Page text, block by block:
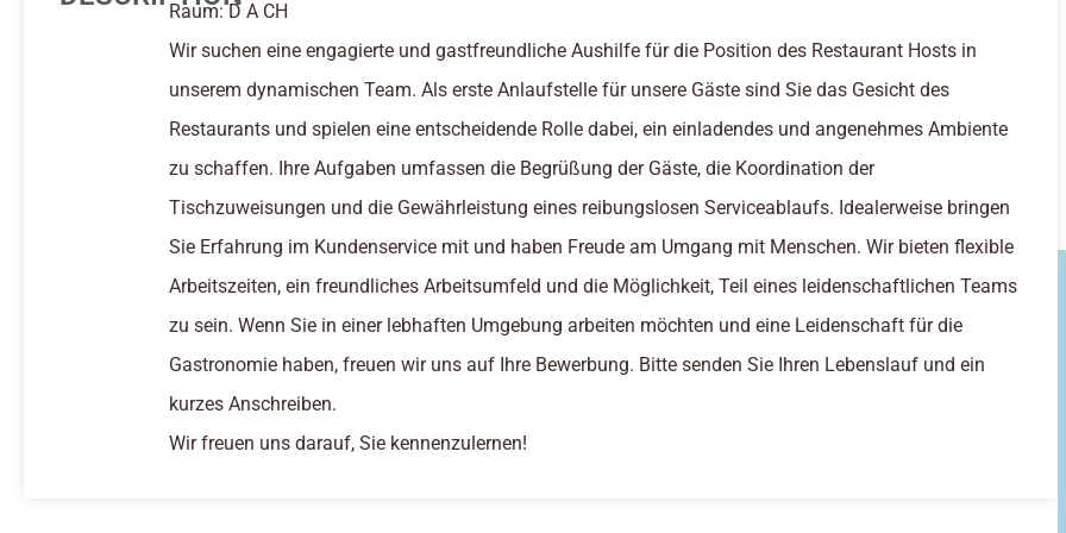
Raum: D A CH
Wir suchen eine engagierte und gastfreundliche Aushilfe für die Position des Restaurant Hosts in
unserem dynamischen Team. Als erste Anlaufstelle für unsere Gäste sind Sie das Gesicht des
Restaurants und spielen eine entscheidende Rolle dabei, ein einladendes und angenehmes Ambiente
zu schaffen. Ihre Aufgaben umfassen die Begrüßung der Gäste, die Koordination der
Tischzuweisungen und die Gewährleistung eines reibungslosen Serviceablaufs. Idealerweise bringen
Sie Erfahrung im Kundenservice mit und haben Freude am Umgang mit Menschen. Wir bieten flexible
Arbeitszeiten, ein freundliches Arbeitsumfeld und die Möglichkeit, Teil eines leidenschaftlichen Teams
zu sein. Wenn Sie in einer lebhaften Umgebung arbeiten möchten und eine Leidenschaft für die
Gastronomie haben, freuen wir uns auf Ihre Bewerbung. Bitte senden Sie Ihren Lebenslauf und ein
kurzes Anschreiben.
Wir freuen uns darauf, Sie kennenzulernen!